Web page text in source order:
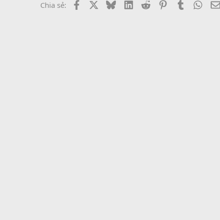
Chia sẻ: Facebook BlueskyLinkedIn
Reddit PinterestTumblr